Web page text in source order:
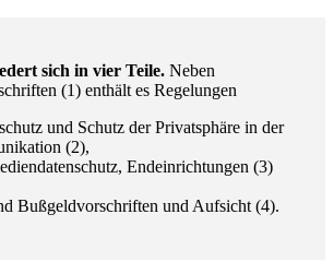
sich in vier Teile. Neben
(1) enthält es Regelungen
und Schutz der Privatsphäre in der
(2),
Endeinrichtungen (3)
Bußgeldvorschriften und Aufsicht (4).